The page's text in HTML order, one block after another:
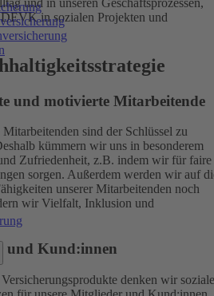
in sozialen Projekten und
und motivierte Mitarbeitende
sind der Schlüssel zu
kümmern wir uns in besonderem
Zufriedenheit, z.B. indem wir für faire
sorgen. Außerdem werden wir auf
unserer Mitarbeitenden noch
wir Vielfalt, Inklusion und
und Kund:innen
denken wir soziale